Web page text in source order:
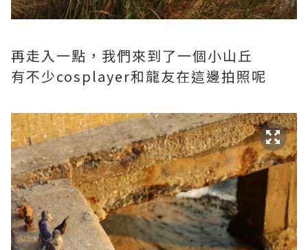
再走入一點，我們來到了一個小山丘
有不少cosplayer和龍友在這邊拍照呢